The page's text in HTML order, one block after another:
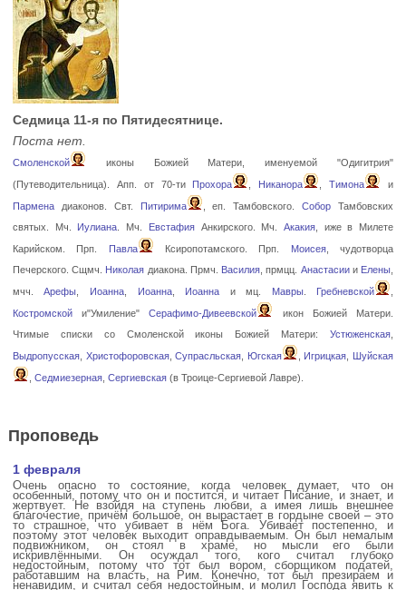
Седмица 11-я по Пятидесятнице.
Поста нет.
Смоленской
иконы Божией Матери, именуемой "Одигитрия"
(Путеводительница). Апп. от 70-ти Прохора Никанора ,Тимона
и
Парменадиаконов. Свт. Питирима , еп. Тамбовского.Собор Тамбовских
святых. Мч. Иулиана . Мч. ЕвстафияАнкирского. Мч. Акакия, иже в Милете
Карийском. Прп.
Павла Ксиропотамского. Прп. Моисея, чудотворца
Печерского. Сщмч. Николая диакона. Прмч. Василия , прмцц. Анастасиии Елены
мчч.Арефы Иоанна, Иоанна, Иоанна и мц. Мавры. Гребневской
Костромскойи"Умиление"Серафимо-Дивеевской
икон Божией Матери.
Чтимые списки со Смоленской иконы Божией Матери:Устюженская
Выдропусская, Христофоровская,Супрасльская Югская Игрицкая
Шуйская
Седмиезерная, Сергиевская(в Троице-Сергиевой Лавре).
Проповедь
1 февраля
Очень опасно то состояние, когда человек думает, что он
особенный, потому что он и постится, и читает Писание, и знает, и
жертвует. Не взойдя на ступень любви, а имея лишь внешнее
благочестие, причём большое, он вырастает в гордыне своей – это
то страшное, что убивает в нём Бога. Убивает постепенно, и
поэтому этот человек выходит оправдываемым. Он был немалым
подвижником, он стоял в храме, но мысли его были
искривлёнными. Он осуждал того, кого считал глубоко
недостойным, потому что тот был вором, сборщиком податей,
работавшим на власть, на Рим. Конечно, тот был презираем и
ненавидим, и считал себя недостойным, и молил Господа явить к